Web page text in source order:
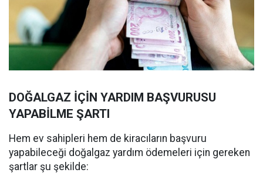
DOĞALGAZ İÇİN YARDIM BAŞVURUSU
YAPABİLME ŞARTI
Hem ev sahipleri hem de kiracıların başvuru
yapabileceği doğalgaz yardım ödemeleri için gereken
şartlar şu şekilde: